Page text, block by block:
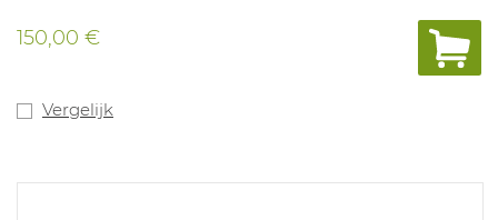
150,00 €
Vergelijk